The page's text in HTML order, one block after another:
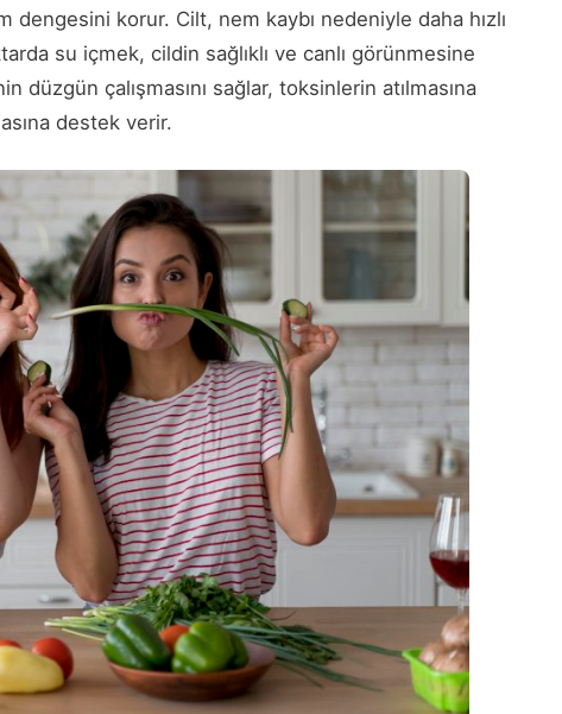
korur. Cilt, nem kaybı nedeniyle daha hızlı
su içmek, cildin sağlıklı ve canlı görünmesine
düzgün çalışmasını sağlar, toksinlerin atılmasına
destek verir.